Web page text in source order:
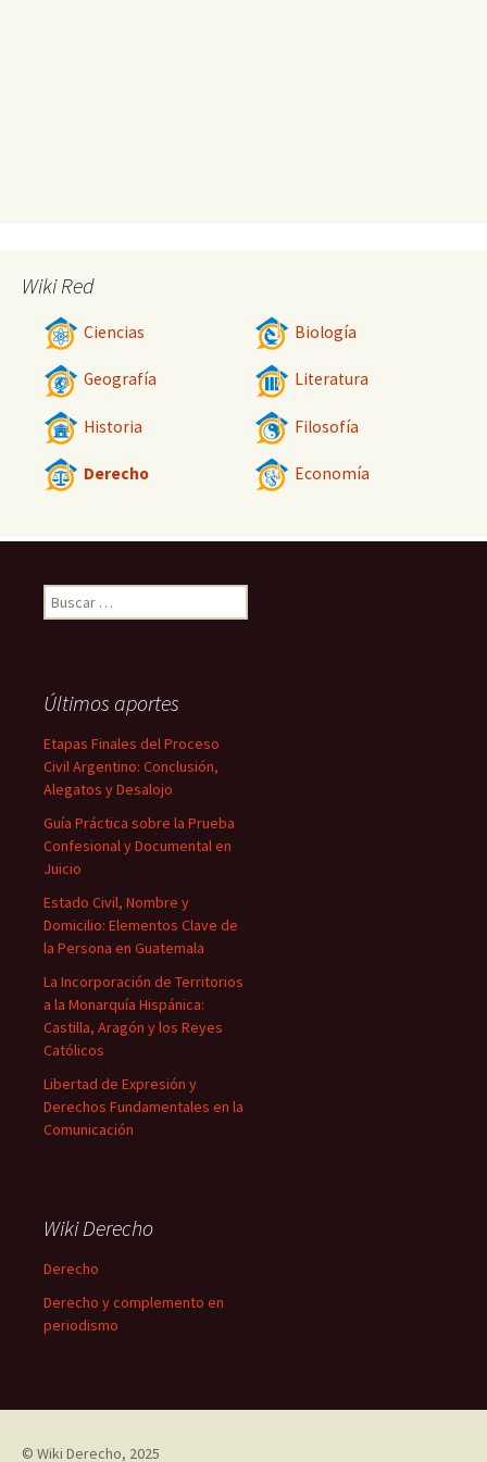
Wiki Red
Ciencias Biología
Geografía Literatura
Historia Filosofía
Derecho Economía
Buscar:
Últimos aportes
Etapas Finales del Proceso
Civil Argentino: Conclusión,
Alegatos y Desalojo
Guía Práctica sobre la Prueba
Confesional y Documental en
Juicio
Estado Civil, Nombre y
Domicilio: Elementos Clave de
la Persona en Guatemala
La Incorporación de Territorios
a la Monarquía Hispánica:
Castilla, Aragón y los Reyes
Católicos
Libertad de Expresión y
Derechos Fundamentales en la
Comunicación
Wiki Derecho
Derecho
Derecho y complemento en
periodismo
© Wiki Derecho, 2025